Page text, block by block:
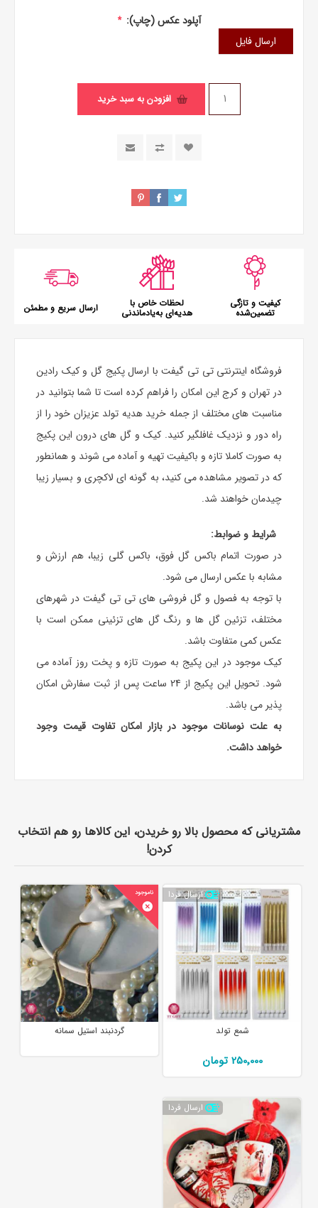
آپلود عکس (چاپ): *
ارسال فایل
افزودن به سبد خرید
کیفیت و تازگی
تضمین‌شده
لحظات خاص با
هدیه‌ای به‌یادماندنی ارسال سریع و مطمئن
فروشگاه اینترنتی تی تی گیفت با ارسال پکیج گل و کیک رادین
در تهران و کرج این امکان را فراهم کرده است تا شما بتوانید در
مناسبت های مختلف از جمله خرید هدیه تولد عزیزان خود را از
راه دور و نزدیک غافلگیر کنید. کیک و گل های درون این پکیج
به صورت کاملا تازه و باکیفیت تهیه و آماده می شوند و همانطور
که در تصویر مشاهده می کنید، به گونه ای لاکچری و بسیار زیبا
چیدمان خواهند شد.
شرایط و ضوابط:
در صورت اتمام باکس گل فوق، باکس گلی زیبا، هم ارزش و
مشابه با عکس ارسال می شود.
با توجه به فصول و گل فروشی های تی تی گیفت در شهرهای
مختلف، تزئین گل ها و رنگ گل های تزئینی ممکن است با
عکس کمی متفاوت باشد.
کیک موجود در این پکیج به صورت تازه و پخت روز آماده می
شود. تحویل این پکیج از 24 ساعت پس از ثبت سفارش امکان
پذیر می باشد.
به علت نوسانات موجود در بازار امکان تفاوت قیمت وجود
خواهد داشت.
مشتریانی که محصول بالا رو خریدن، این کالاها رو هم انتخاب
کردن!
ارسال فردا
شمع تولد
250٬000 تومان
گردنبند استیل سمانه
ارسال فردا